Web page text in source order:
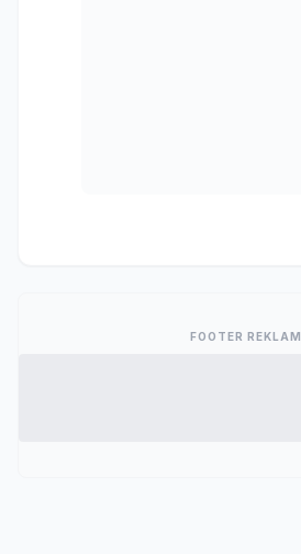
FOOTER REKLAM